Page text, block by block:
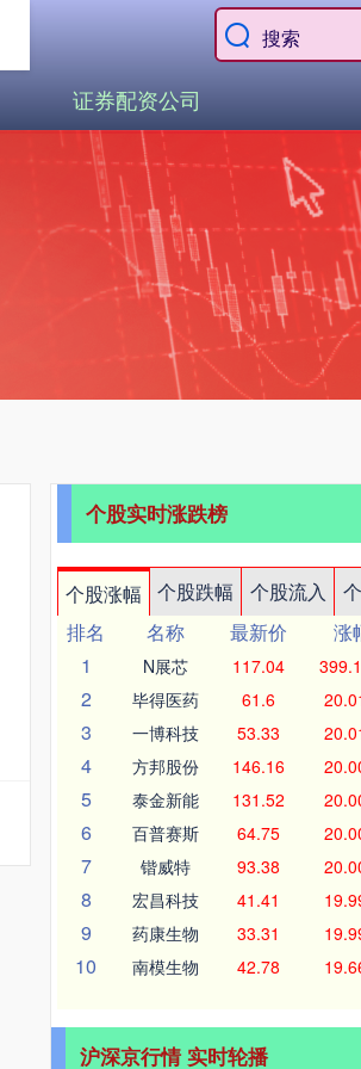
证券配资公司
个股实时涨跌榜
个股涨幅 个股跌幅 个股流入
排名
名称 最新价 涨
1
N展芯 117.04
2 毕得医药 61.6
3 一博科技 53.33
4 方邦股份 146.16
5 泰金新能 131.52
6 百普赛斯 64.75
7 锴威特 93.38
8 宏昌科技 41.41
9 药康生物 33.31
10 南模生物 42.78
沪深京行情 实时轮播